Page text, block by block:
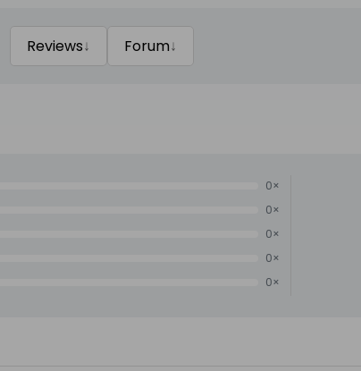
Reviews↓ Forum↓
0×
0×
0×
0×
0×